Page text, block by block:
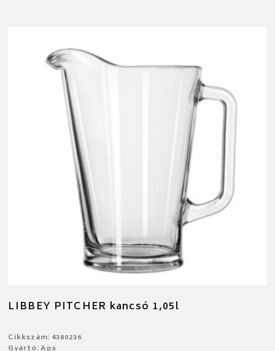
LIBBEY PITCHER kancsó 1,05l
Cikkszám: 4380236